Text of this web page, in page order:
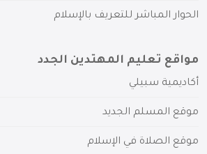
الحوار المباشر للتعريف بالإسلام
مواقع تعليم المهتدين الجدد
أكاديمية سبيلي
موقع المسلم الجديد
موقع الصلاة في الإسلام